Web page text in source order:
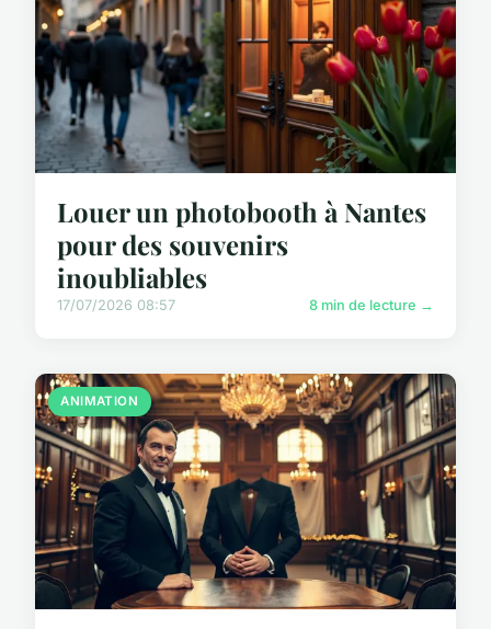
Louer un photobooth à Nantes
pour des souvenirs
inoubliables
17/07/2026 08:57 8 min de lecture →
ANIMATION